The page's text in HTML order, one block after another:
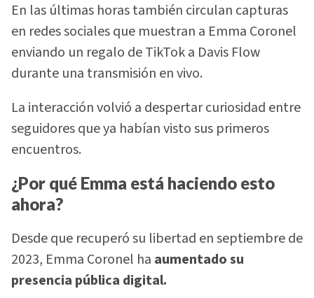
En las últimas horas también circulan capturas
en redes sociales que muestran a Emma Coronel
enviando un regalo de TikTok a Davis Flow
durante una transmisión en vivo.
La interacción volvió a despertar curiosidad entre
seguidores que ya habían visto sus primeros
encuentros.
¿Por qué Emma está haciendo esto
ahora?
Desde que recuperó su libertad en septiembre de
2023, Emma Coronel ha aumentado su
presencia pública digital.